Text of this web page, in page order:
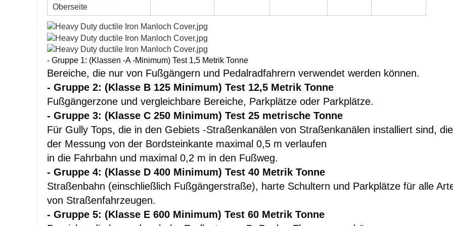
Oberseite
- Gruppe 1: (Klassen -A -Minimum) Test 1,5 Metrik Tonne
Bereiche, die nur von Fußgängern und Pedalradfahrern verwendet werden können.
- Gruppe 2: (Klasse B 125 Minimum) Test 12,5 Metrik Tonne
Fußgängerzone und vergleichbare Bereiche, Parkplätze oder Parkplätze.
- Gruppe 3: (Klasse C 250 Minimum) Test 25 metrische Tonne
Für Gully Tops, die in den Gebiets -Straßenkanälen von Straßenkanälen installiert sind,
der Messung von der Bordsteinkante maximal 0,5 m verlaufen
in die Fahrbahn und maximal 0,2 m in den Fußweg.
- Gruppe 4: (Klasse D 400 Minimum) Test 40 Metrik Tonne
Straßenbahn (einschließlich Fußgängerstraße), harte Schultern und Parkplätze für alle
von Straßenfahrzeugen.
- Gruppe 5: (Klasse E 600 Minimum) Test 60 Metrik Tonne